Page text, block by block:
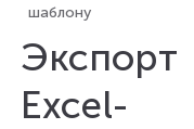
шаблону
Экспорт
Excel-